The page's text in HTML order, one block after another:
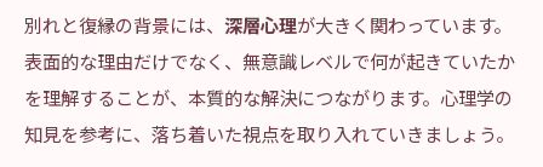
別れと復縁の背景には、 深層心理が大きく関わっています。
表面的な理由だけでなく、無意識レベルで何が起きていたか
を理解することが、本質的な解決につながります。心理学の
知見を参考に、落ち着いた視点を取り入れていきましょう。